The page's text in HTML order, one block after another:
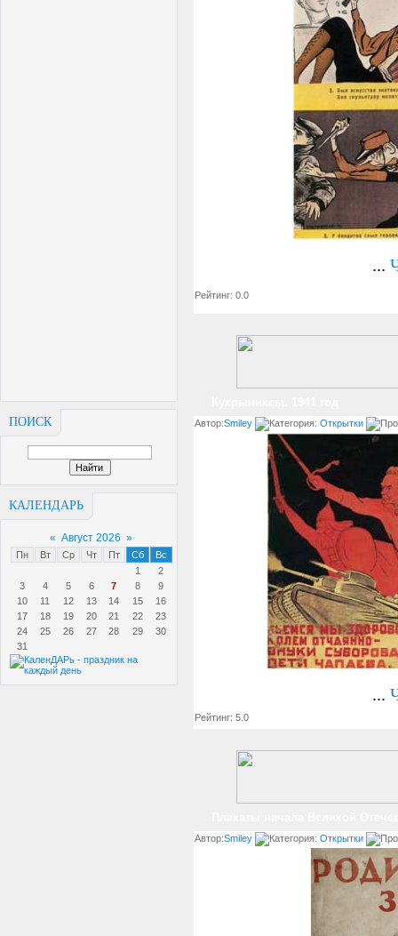
ПОИСК
КАЛЕНДАРЬ
« Август 2026 »
Пн Вт Ср Чт Пт Сб
Вс
1
2
3
4 5 6 7 8
9
10
11 12 13 14 15
16
17
18 19 20 21 22
23
24
25 26 27 28 29
30
31
...
Рейтинг: 0.0
Автор:Smiley Категория: Открытки
...
Рейтинг: 5.0
Автор:Smiley Категория: Открытки